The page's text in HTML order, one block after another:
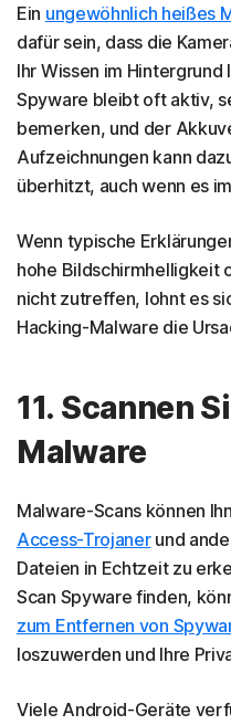
Ein ungewöhnlich heißes
dafür sein, dass die
Ihr Wissen im
Spyware bleibt oft aktiv,
bemerken, und der
Aufzeichnungen kann
überhitzt, auch wenn es
Wenn typische
hohe Bildschirmhelligkeit
nicht zutreffen, lohnt es
Hacking-Malware die
11. Scannen
Malware
Malware-Scans können
Access-Trojanerund
Dateien in Echtzeit zu
Scan Spyware finden,
zum Entfernen von
loszuwerden und Ihre
Viele Android-Geräte